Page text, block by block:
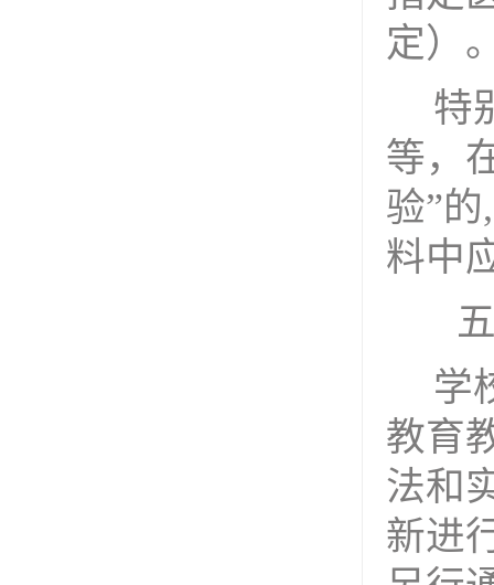
定）
特
等，
验”的
料中
学
教育
法和
新进